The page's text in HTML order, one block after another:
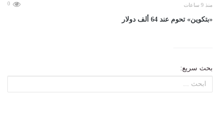
منذ 9 ساعات 0
«بتكوين» تحوم عند 64 ألف دولار
بحث سريع: